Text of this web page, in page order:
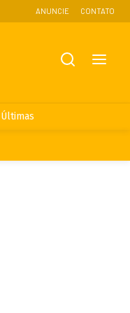
ANUNCIE CONTATO
Últimas